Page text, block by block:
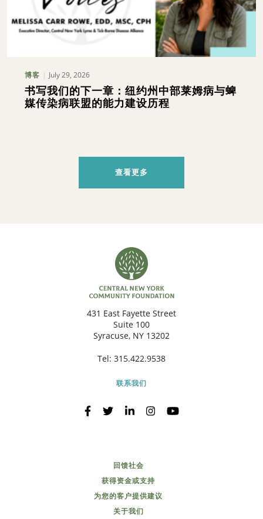
博客 July 29, 2026
书写我们的下一章：纽约州中部莱姆病与蜱
媒传染病联盟的能力建设历程
查看更多
431 East Fayette Street
Suite 100
Syracuse, NY 13202
Tel: 315.422.9538
联系我们
回馈社会
获得资金或支持
为您的客户提供建议
关于我们